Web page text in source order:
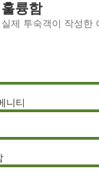
훌륭함
실제 투숙객이 작성한
니티